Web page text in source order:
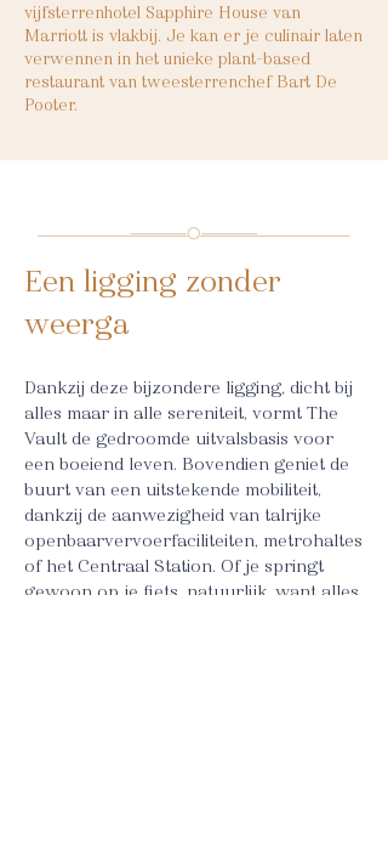
vijfsterrenhotel Sapphire House van
Marriott is vlakbij. Je kan er je culinair laten
verwennen in het unieke plant-based
restaurant van tweesterrenchef Bart De
Pooter.
Een ligging zonder
weerga
Dankzij deze bijzondere ligging, dicht bij
alles maar in alle sereniteit, vormt The
Vault de gedroomde uitvalsbasis voor
een boeiend leven. Bovendien geniet de
buurt van een uitstekende mobiliteit,
dankzij de aanwezigheid van talrijke
openbaarvervoerfaciliteiten, metrohaltes
of het Centraal Station. Of je springt
gewoon op je fiets, natuurlijk, want alles